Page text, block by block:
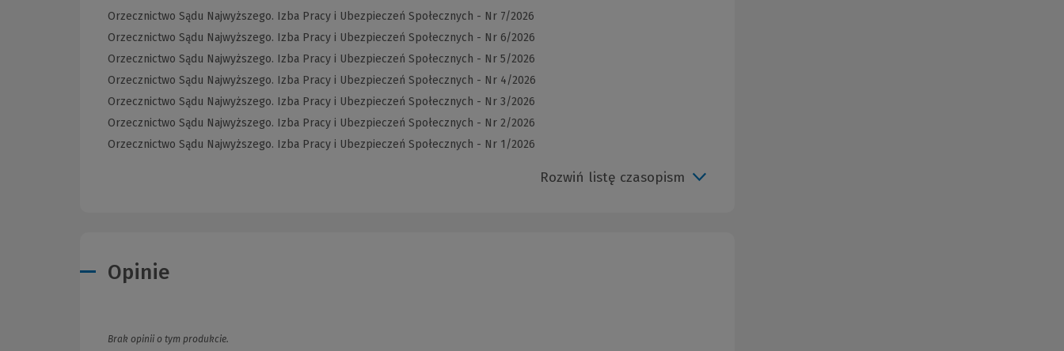
Orzecznictwo Sądu Najwyższego. Izba Pracy i Ubezpieczeń Społecznych - Nr 7/2026
Orzecznictwo Sądu Najwyższego. Izba Pracy i Ubezpieczeń Społecznych - Nr 6/2026
Orzecznictwo Sądu Najwyższego. Izba Pracy i Ubezpieczeń Społecznych - Nr 5/2026
Orzecznictwo Sądu Najwyższego. Izba Pracy i Ubezpieczeń Społecznych - Nr 4/2026
Orzecznictwo Sądu Najwyższego. Izba Pracy i Ubezpieczeń Społecznych - Nr 3/2026
Orzecznictwo Sądu Najwyższego. Izba Pracy i Ubezpieczeń Społecznych - Nr 2/2026
Orzecznictwo Sądu Najwyższego. Izba Pracy i Ubezpieczeń Społecznych - Nr 1/2026
Rozwiń listę czasopism
Opinie
Brak opinii o tym produkcie.